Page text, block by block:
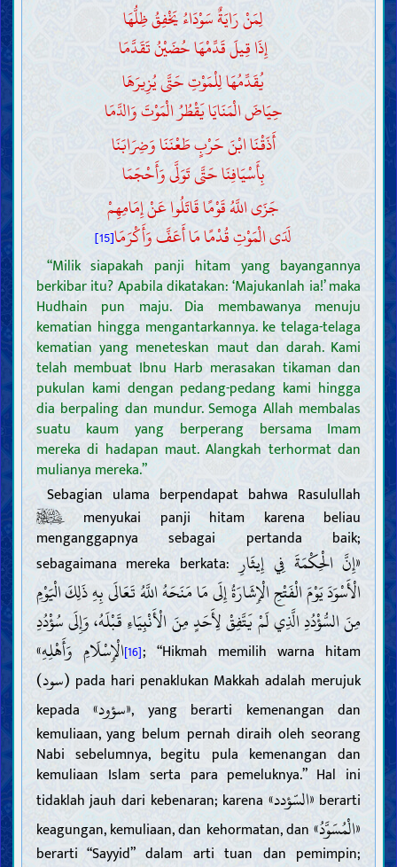
لِمَنْ رَايَةٌ سَوْدَاءُ يَخْفِقُ ظِلُّهَا
إِذَا قِيلَ قَدِّمْهَا حُضَيْنُ تَقَدَّمَا
يُقَدِّمُهَا لِلْمَوْتِ حَتَّى يُزِيرَهَا
حِيَاضَ الْمَنَايَا يَقْطُرُ الْمَوْتَ وَالدَّمَا
أَذَقْنَا ابْنَ حَرْبٍ طَعْنَنَا وَضِرَابَنَا
بِأَسْيَافِنَا حَتَّى تَوَلَّى وَأَحْجَمَا
جَزَى اللَّهُ قَوْمًا قَاتَلُوا عَنْ إِمَامِهِمْ
لَدَى الْمَوْتِ قُدْمًا مَا أَعَفَّ وَأَكْرَمَا[15]
“Milik siapakah panji hitam yang bayangannya
berkibar itu? Apabila dikatakan: ‘Majukanlah ia!’ maka
Hudhain pun maju. Dia membawanya menuju
kematian hingga mengantarkannya. ke telaga-telaga
kematian yang meneteskan maut dan darah. Kami
telah membuat Ibnu Harb merasakan tikaman dan
pukulan kami dengan pedang-pedang kami hingga
dia berpaling dan mundur. Semoga Allah membalas
suatu kaum yang berperang bersama Imam
mereka di hadapan maut. Alangkah terhormat dan
mulianya mereka.”
Sebagian ulama berpendapat bahwa Rasulullah
menyukai panji hitam karena beliau
menganggapnya sebagai pertanda baik;
sebagaimana mereka berkata: «إِنَّ الْحِكْمَةَ فِي إِيثَارِ
الْأَسْوَدَ يَوْمَ الْفَتْحِ الْإِشَارَةُ إِلَى مَا مَنَحَهُ اللَّهُ تَعَالَى بِهِ ذَلِكَ الْيَوْمِ
مِنَ السُّؤْدُدِ الَّذِي لَمْ يَتَّفِقْ لِأَحَدٍ مِنَ الْأَنْبِيَاءِ قَبْلَهُ، وَإِلَى سُؤْدُدِ
الْإِسْلَامِ وَأَهْلِهِ»[16]; “Hikmah memilih warna hitam
(سود) pada hari penaklukan Makkah adalah merujuk
kepada«سؤود», yang berarti kemenangan dan
kemuliaan, yang belum pernah diraih oleh seorang
Nabi sebelumnya, begitu pula kemenangan dan
kemuliaan Islam serta para pemeluknya.” Hal ini
tidaklah jauh dari kebenaran; karena «السّؤدد» berarti
keagungan, kemuliaan, dan kehormatan, dan«الْمُسَوَّدُ»
berarti “Sayyid” dalam arti tuan dan pemimpin;